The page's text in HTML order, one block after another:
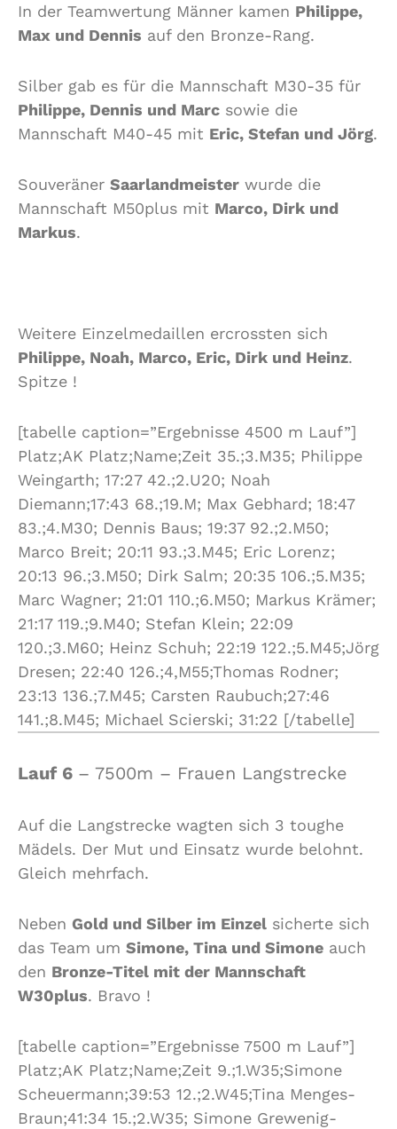
In der Teamwertung Männer kamen Philippe,
Max und Dennis auf den Bronze-Rang.
Silber gab es für die Mannschaft M30-35 für
Philippe, Dennis und Marc sowie die
Mannschaft M40-45 mit Eric, Stefan und Jörg.
Souveräner Saarlandmeister wurde die
Mannschaft M50plus mit Marco, Dirk und
Markus.
Weitere Einzelmedaillen ercrossten sich
Philippe, Noah, Marco, Eric, Dirk und Heinz.
Spitze !
[tabelle caption=”Ergebnisse 4500 m Lauf”]
Platz;AK Platz;Name;Zeit 35.;3.M35; Philippe
Weingarth; 17:27 42.;2.U20; Noah
Diemann;17:43 68.;19.M; Max Gebhard; 18:47
83.;4.M30; Dennis Baus; 19:37 92.;2.M50;
Marco Breit; 20:11 93.;3.M45; Eric Lorenz;
20:13 96.;3.M50; Dirk Salm; 20:35 106.;5.M35;
Marc Wagner; 21:01 110.;6.M50; Markus Krämer;
21:17 119.;9.M40; Stefan Klein; 22:09
120.;3.M60; Heinz Schuh; 22:19 122.;5.M45;Jörg
Dresen; 22:40 126.;4,M55;Thomas Rodner;
23:13 136.;7.M45; Carsten Raubuch;27:46
141.;8.M45; Michael Scierski; 31:22 [/tabelle]
Lauf 6 – 7500m – Frauen Langstrecke
Auf die Langstrecke wagten sich 3 toughe
Mädels. Der Mut und Einsatz wurde belohnt.
Gleich mehrfach.
Neben Gold und Silber im Einzel sicherte sich
das Team um Simone, Tina und Simone auch
den Bronze-Titel mit der Mannschaft
W30plus. Bravo !
[tabelle caption=”Ergebnisse 7500 m Lauf”]
Platz;AK Platz;Name;Zeit 9.;1.W35;Simone
Scheuermann;39:53 12.;2.W45;Tina Menges-
Braun;41:34 15.;2.W35; Simone Grewenig-